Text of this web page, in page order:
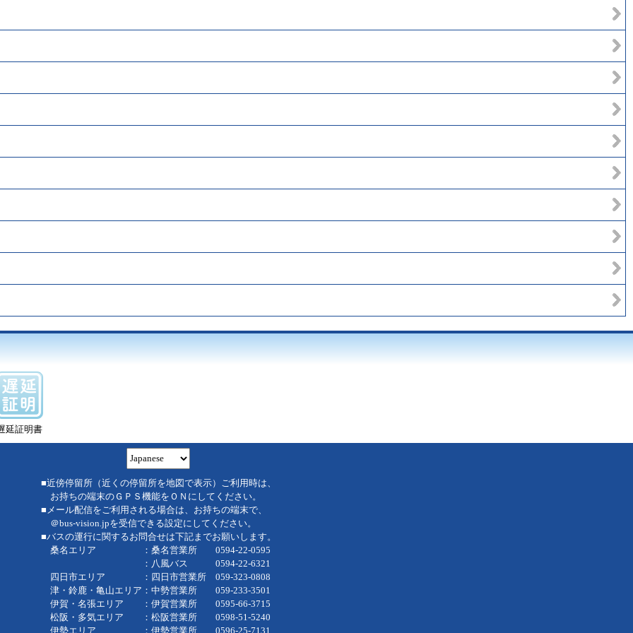
延証明書
■近傍停留所（近くの停留所を地図で表示）ご利用時は、
お持ちの端末のＧＰＳ機能をＯＮにしてください。
■メール配信をご利用される場合は、お持ちの端末で、
＠bus-vision.jpを受信できる設定にしてください。
■バスの運行に関するお問合せは下記までお願いします。
桑名エリア ：桑名営業所 0594-22-0595
：八風バス 0594-22-6321
四日市エリア ：四日市営業所 059-323-0808
津・鈴鹿・亀山エリア：中勢営業所 059-233-3501
伊賀・名張エリア ：伊賀営業所 0595-66-3715
松阪・多気エリア ：松阪営業所 0598-51-5240
伊勢エリア ：伊勢営業所 0596-25-7131